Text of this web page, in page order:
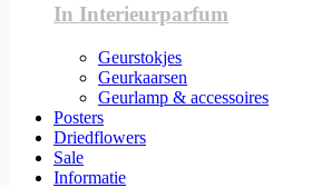
In Interieurparfum
Geurstokjes
Geurkaarsen
Geurlamp & accessoires
Posters
Driedflowers
Sale
Informatie